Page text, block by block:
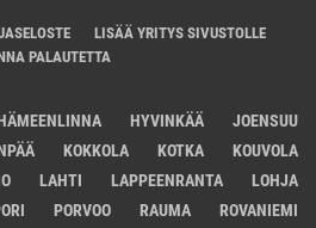
LISÄÄ YRITYS SIVUSTOLLE
PALAUTETTA
HYVINKÄÄ
JOENSUU
KOKKOLA KOTKA
KOUVOLA
LAHTI LAPPEENRANTA
LOHJA
PORVOO RAUMA
ROVANIEMI